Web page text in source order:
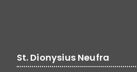
St. Dionysius Neufra